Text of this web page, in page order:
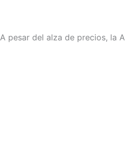
A pesar del alza de precios, la